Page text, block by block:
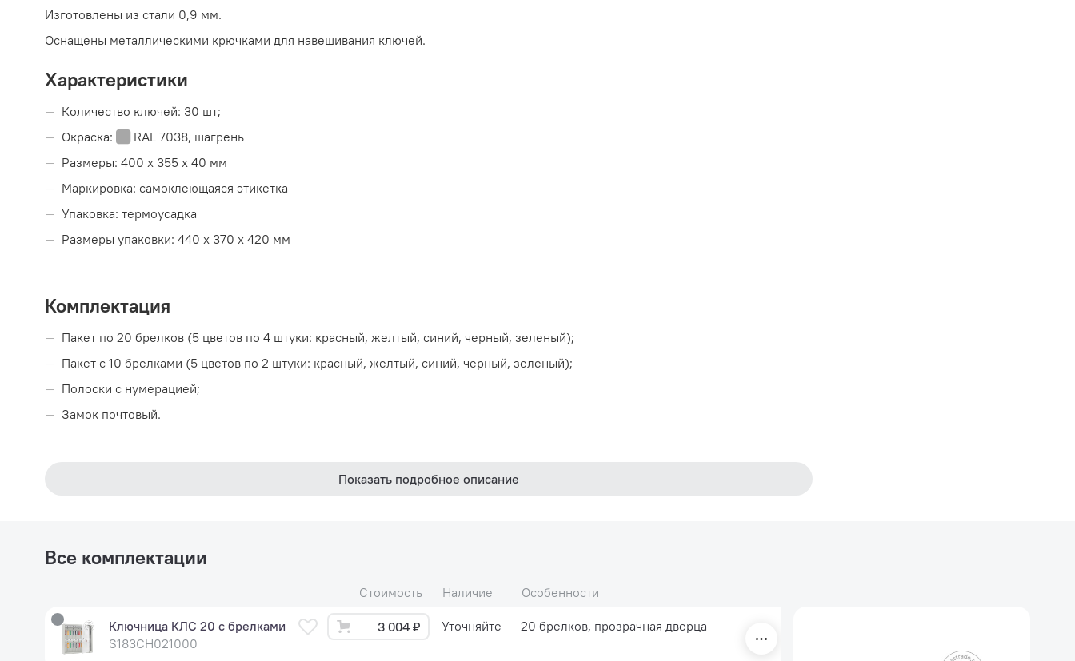
Изготовлены из стали 0,9 мм.
Оснащены металлическими крючками для навешивания ключей.
Характеристики
Количество ключей: 30 шт;
Окраска:
RAL 7038, шагрень
Размеры: 400 х 355 х 40 мм
Маркировка: самоклеющаяся этикетка
Упаковка: термоусадка
Размеры упаковки: 440 х 370 х 420 мм
Комплектация
Пакет по 20 брелков (5 цветов по 4 штуки: красный, желтый, синий, черный, зеленый);
Пакет с 10 брелками (5 цветов по 2 штуки: красный, желтый, синий, черный, зеленый);
Полоски с нумерацией;
Замок почтовый.
Показать подробное описание
Все комплектации
Стоимость Наличие Особенности
Ключница КЛС 20 с брелками
S183CH021000
3 004 ₽ Уточняйте 20 брелков, прозрачная дверца